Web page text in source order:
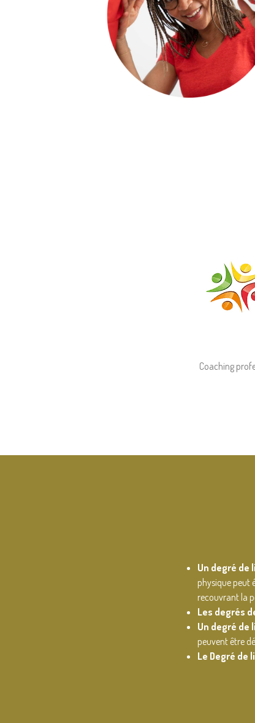
Coaching
Un degré de
physique peut
recouvrant la
Les degrés
Un degré de
peuvent être
Le Degré de